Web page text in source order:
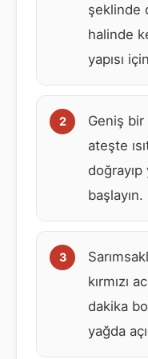
şeklinde
halinde
yapısı
Geniş bir
ateşte
başlayın.
kırmızı
dakika
yağda